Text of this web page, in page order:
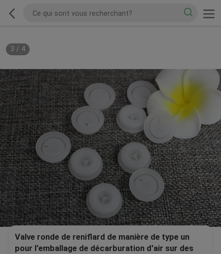
3 / 4
Valve ronde de reniflard de manière de type un
pour l'emballage de décarburation d'air sur des